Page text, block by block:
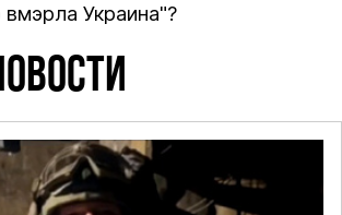
Украина"?